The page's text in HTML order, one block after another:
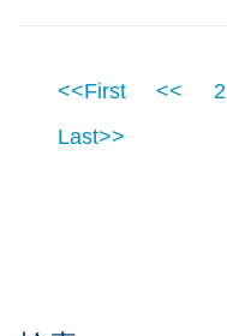
<<First << 2
Last>>